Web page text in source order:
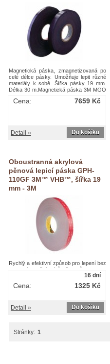
Magnetická páska, zmagnetizovaná po
celé délce pásky. Umožňuje lepit různé
materiály k sobě. Šířka pásky 19 mm.
Délka 30 m.Magnetická páska 3M MGO
7659 Kč
Cena:
Do košíku
Detail »
Oboustranná akrylová
pěnová lepicí páska GPH-
110GF 3M™ VHB™, šířka 19
mm - 3M
Rychlý a efektivní způsob pro lepení bez
nutností použití nýtů, šroubů, matic a
svárů. Určena k lepení tam, kde je
vyžadována odolnost vůči vysokým
teplotám, včetně aplikací s použitím
lakování.Oboustranná akrylová pěnová
lepicí páska GPH-110GF 3M™ VHB™,
16 dní
1325 Kč
Cena:
Do košíku
Detail »
Stránky: 1